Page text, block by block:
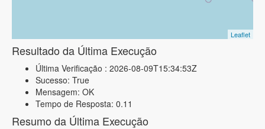
Leaflet
Resultado da Última Execução
Última Verificação : 2026-08-09T15:34:53Z
Sucesso: True
Mensagem: OK
Tempo de Resposta: 0.11
Resumo da Última Execução